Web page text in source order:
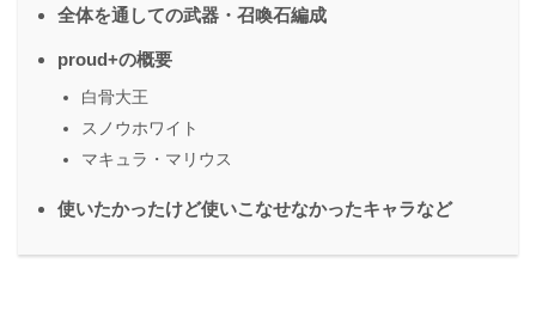
全体を通しての武器・召喚石編成
proud+の概要
白骨大王
スノウホワイト
マキュラ・マリウス
使いたかったけど使いこなせなかったキャラなど